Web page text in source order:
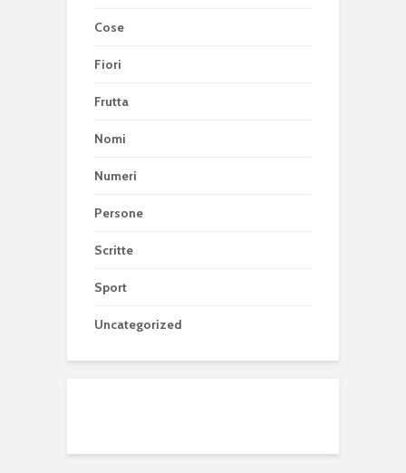
Cose
Fiori
Frutta
Nomi
Numeri
Persone
Scritte
Sport
Uncategorized